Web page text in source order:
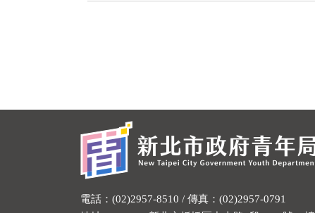
電話：(02)2957-8510 / 傳真：(02)2957-0791